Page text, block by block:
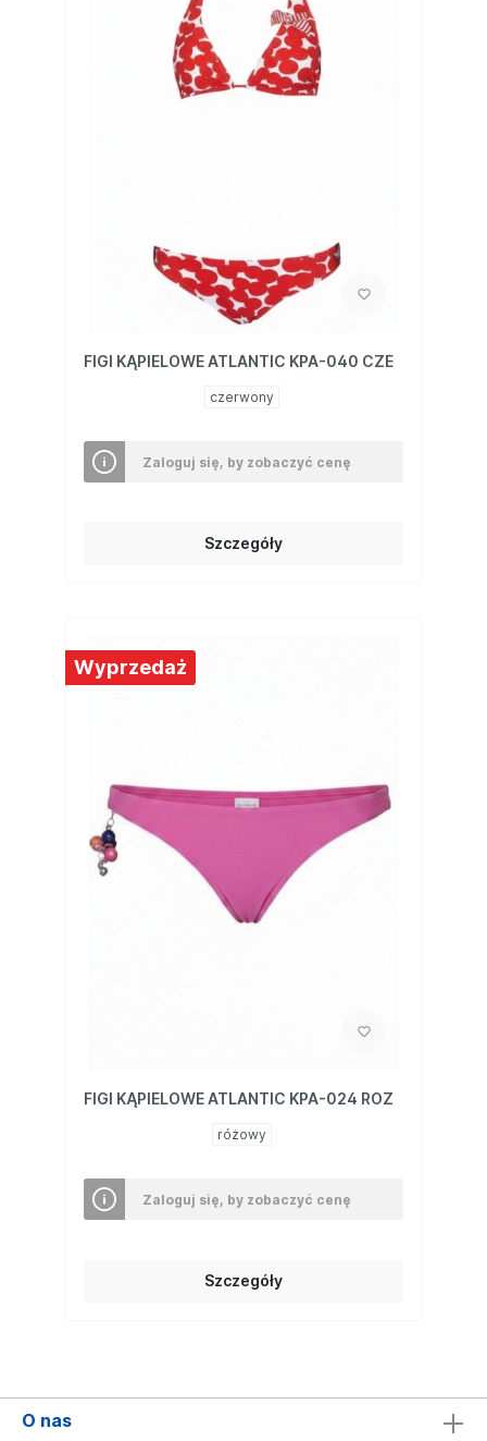
FIGI KĄPIELOWE ATLANTIC KPA-040 CZE
czerwony
Zaloguj się, by zobaczyć cenę
Szczegóły
Wyprzedaż
FIGI KĄPIELOWE ATLANTIC KPA-024 ROZ
różowy
Zaloguj się, by zobaczyć cenę
Szczegóły
O nas